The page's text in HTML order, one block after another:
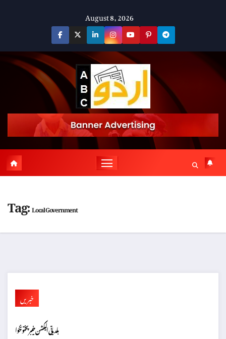
August 8, 2026
Tag:Local Government
خبریں
بلدیاتی الیکشن خیبرپختونخوا